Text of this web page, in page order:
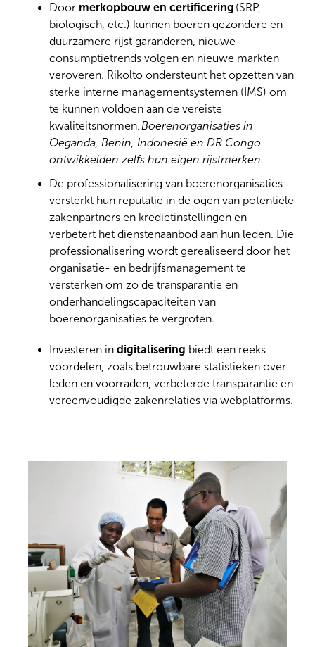
Door merkopbouw en certificering (SRP,
biologisch, etc.) kunnen boeren gezondere en
duurzamere rijst garanderen, nieuwe
consumptietrends volgen en nieuwe markten
veroveren. Rikolto ondersteunt het opzetten van
sterke interne managementsystemen (IMS) om
te kunnen voldoen aan de vereiste
kwaliteitsnormen. Boerenorganisaties in
Oeganda, Benin, Indonesië en DR Congo
ontwikkelden zelfs hun eigen rijstmerken.
De professionalisering van boerenorganisaties
versterkt hun reputatie in de ogen van potentiële
zakenpartners en kredietinstellingen en
verbetert het dienstenaanbod aan hun leden. Die
professionalisering wordt gerealiseerd door het
organisatie- en bedrijfsmanagement te
versterken om zo de transparantie en
onderhandelingscapaciteiten van
boerenorganisaties te vergroten.
Investeren in digitalisering biedt een reeks
voordelen, zoals betrouwbare statistieken over
leden en voorraden, verbeterde transparantie en
vereenvoudigde zakenrelaties via webplatforms.